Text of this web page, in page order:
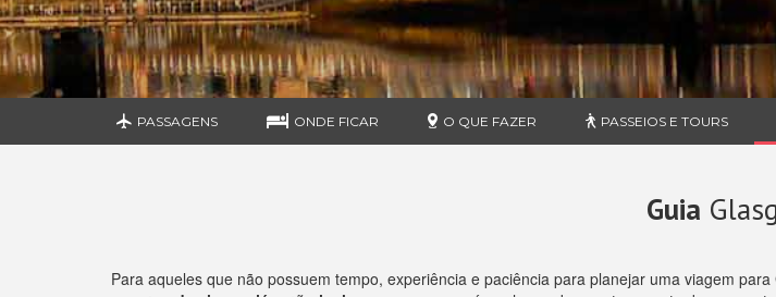
PASSAGENS ONDE FICAR O QUE FAZER PASSEIOS E TOURS
Guia
Para aqueles que não possuem tempo, experiência e paciência para planejar uma viagem